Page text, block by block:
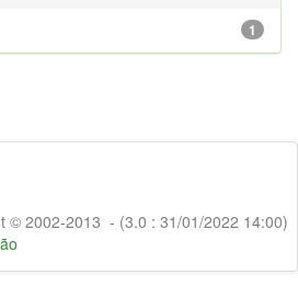
1
© 2002-2013 - (3.0 : 31/01/2022 14:00)